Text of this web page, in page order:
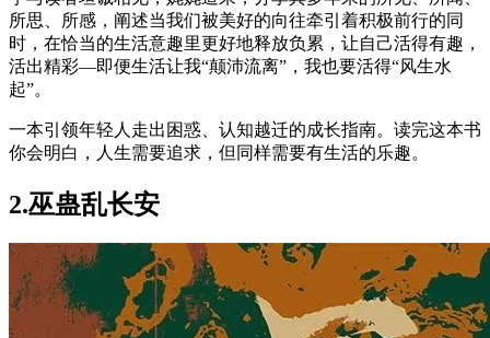
所思、所感，阐述当我们被美好的向往牵引着积极前行的同
时，在恰当的生活意趣里更好地释放负累，让自己活得有趣，
活出精彩—即便生活让我“颠沛流离”，我也要活得“风生水
起”。
一本引领年轻人走出困惑、认知越迁的成长指南。读完这本书
你会明白，人生需要追求，但同样需要有生活的乐趣。
2.巫蛊乱长安